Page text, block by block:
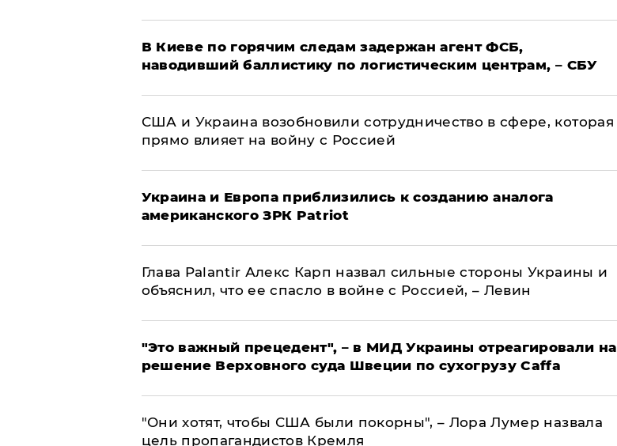
В Киеве по горячим следам задержан агент ФСБ,
наводивший баллистику по логистическим центрам, – СБУ
США и Украина возобновили сотрудничество в сфере, которая
прямо влияет на войну с Россией
Украина и Европа приблизились к созданию аналога
американского ЗРК Patriot
Глава Palantir Алекс Карп назвал сильные стороны Украины и
объяснил, что ее спасло в войне с Россией, – Левин
"Это важный прецедент", – в МИД Украины отреагировали на
решение Верховного суда Швеции по сухогрузу Caffa
"Они хотят, чтобы США были покорны", – Лора Лумер назвала
цель пропагандистов Кремля